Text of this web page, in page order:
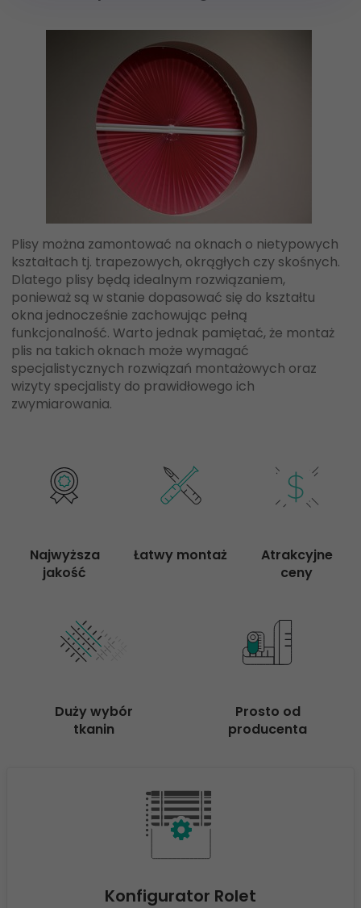
Plisy można zamontować na oknach o nietypowych
kształtach tj. trapezowych, okrągłych czy skośnych.
Dlatego plisy będą idealnym rozwiązaniem,
ponieważ są w stanie dopasować się do kształtu
okna jednocześnie zachowując pełną
funkcjonalność. Warto jednak pamiętać, że montaż
plis na takich oknach może wymagać
specjalistycznych rozwiązań montażowych oraz
wizyty specjalisty do prawidłowego ich
zwymiarowania.
Najwyższa
jakość
Łatwy montaż
Atrakcyjne
ceny
Duży wybór
tkanin
Prosto od
producenta
Konfigurator Rolet